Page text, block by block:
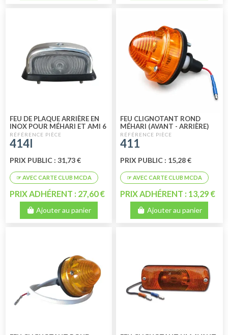
FEU DE PLAQUE ARRIÈRE EN
INOX POUR MÉHARI ET AMI 6
414I
PRIX PUBLIC : 31,73 €
PRIX ADHÉRENT : 27,60 €
Ajouter au panier
FEU CLIGNOTANT ROND
MÉHARI (AVANT - ARRIÈRE)
2CV FOURGONNETTE
(ARRIÈRE) 1ER PRIX
411
PRIX PUBLIC : 15,28 €
PRIX ADHÉRENT : 13,29 €
Ajouter au panier